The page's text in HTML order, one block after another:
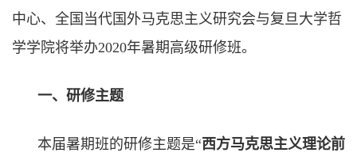
中心、全国当代国外马克思主义研究会与复旦大学哲
学学院将举办2020年暑期高级研修班。
一、研修主题
本届暑期班的研修主题是“西方马克思主义理论前